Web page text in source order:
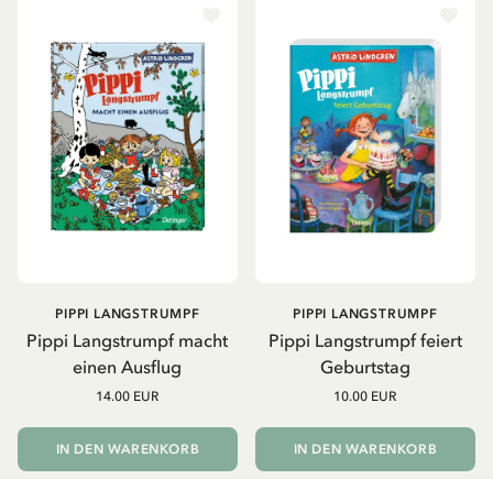
Pippi Langstrumpf macht
einen Ausflug
PIPPI LANGSTRUMPF
14.00 EUR
IN DEN WARENKORB
Pippi Langstrumpf feiert
Geburtstag
PIPPI LANGSTRUMPF
10.00 EUR
IN DEN WARENKORB